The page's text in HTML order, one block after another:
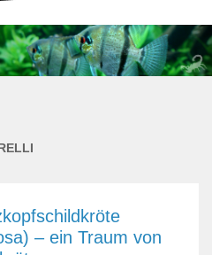
– ein Traum von